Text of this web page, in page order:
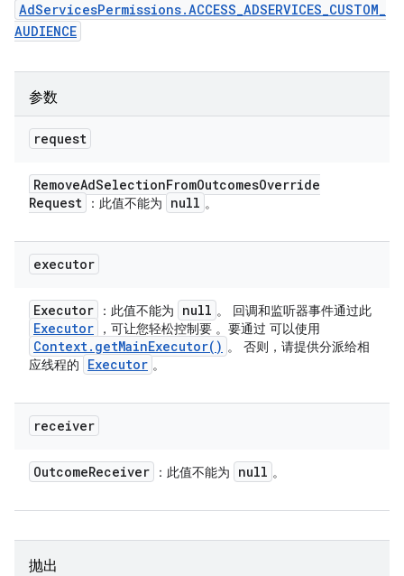
AdServicesPermissions.ACCESS_ADSERVICES_CUSTOM_
AUDIENCE
参数
request
RemoveAdSelectionFromOutcomesOverride
Request
：此值不能为 null 。
executor
Executor ：此值不能为 null 。 回调和监听器事件通过此
Executor ，可让您轻松控制要 。要通过 可以使用
Context. getMainExecutor( ) 。 否则，请提供分派给相
应线程的
Executor 。
receiver
OutcomeReceiver ：此值不能为 null 。
抛出